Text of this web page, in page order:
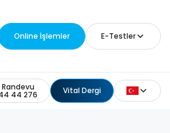
Online İşlemler E-Testler
Randevu
44 276 Vital Dergi